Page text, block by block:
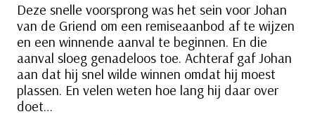
Deze snelle voorsprong was het sein voor Johan
van de Griend om een remiseaanbod af te wijzen
en een winnende aanval te beginnen. En die
aanval sloeg genadeloos toe. Achteraf gaf Johan
aan dat hij snel wilde winnen omdat hij moest
plassen. En velen weten hoe lang hij daar over
doet…